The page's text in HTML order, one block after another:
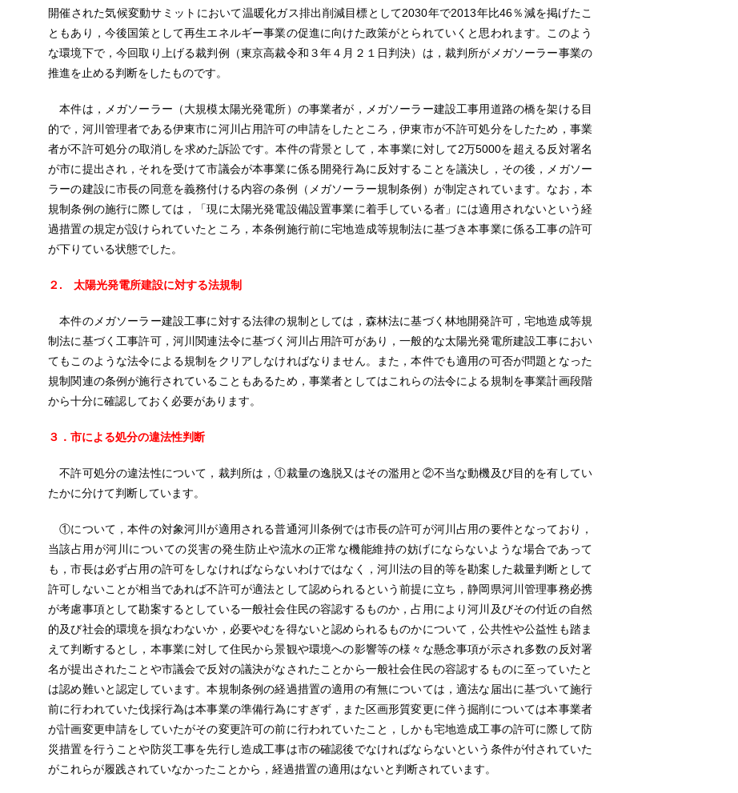
開催された気候変動サミットにおいて温暖化ガス排出削減目標として2030年で2013年比46％減を掲げたこ
ともあり，今後国策として再生エネルギー事業の促進に向けた政策がとられていくと思われます。このよう
な環境下で，今回取り上げる裁判例（東京高裁令和３年４月２１日判決）は，裁判所がメガソーラー事業の
推進を止める判断をしたものです。
本件は，メガソーラー（大規模太陽光発電所）の事業者が，メガソーラー建設工事用道路の橋を架ける目
的で，河川管理者である伊東市に河川占用許可の申請をしたところ，伊東市が不許可処分をしたため，事業
者が不許可処分の取消しを求めた訴訟です。本件の背景として，本事業に対して2万5000を超える反対署名
が市に提出され，それを受けて市議会が本事業に係る開発行為に反対することを議決し，その後，メガソー
ラーの建設に市長の同意を義務付ける内容の条例（メガソーラー規制条例）が制定されています。なお，本
規制条例の施行に際しては，「現に太陽光発電設備設置事業に着手している者」には適用されないという経
過措置の規定が設けられていたところ，本条例施行前に宅地造成等規制法に基づき本事業に係る工事の許可
が下りている状態でした。
２. 太陽光発電所建設に対する法規制
本件のメガソーラー建設工事に対する法律の規制としては，森林法に基づく林地開発許可，宅地造成等規
制法に基づく工事許可，河川関連法令に基づく河川占用許可があり，一般的な太陽光発電所建設工事におい
てもこのような法令による規制をクリアしなければなりません。また，本件でも適用の可否が問題となった
規制関連の条例が施行されていることもあるため，事業者としてはこれらの法令による規制を事業計画段階
から十分に確認しておく必要があります。
３．市による処分の違法性判断
不許可処分の違法性について，裁判所は，①裁量の逸脱又はその濫用と②不当な動機及び目的を有してい
たかに分けて判断しています。
①について，本件の対象河川が適用される普通河川条例では市長の許可が河川占用の要件となっており，
当該占用が河川についての災害の発生防止や流水の正常な機能維持の妨げにならないような場合であって
も，市長は必ず占用の許可をしなければならないわけではなく，河川法の目的等を勘案した裁量判断として
許可しないことが相当であれば不許可が適法として認められるという前提に立ち，静岡県河川管理事務必携
が考慮事項として勘案するとしている一般社会住民の容認するものか，占用により河川及びその付近の自然
的及び社会的環境を損なわないか，必要やむを得ないと認められるものかについて，公共性や公益性も踏ま
えて判断するとし，本事業に対して住民から景観や環境への影響等の様々な懸念事項が示され多数の反対署
名が提出されたことや市議会で反対の議決がなされたことから一般社会住民の容認するものに至っていたと
は認め難いと認定しています。本規制条例の経過措置の適用の有無については，適法な届出に基づいて施行
前に行われていた伐採行為は本事業の準備行為にすぎず，また区画形質変更に伴う掘削については本事業者
が計画変更申請をしていたがその変更許可の前に行われていたこと，しかも宅地造成工事の許可に際して防
災措置を行うことや防災工事を先行し造成工事は市の確認後でなければならないという条件が付されていた
がこれらが履践されていなかったことから，経過措置の適用はないと判断されています。